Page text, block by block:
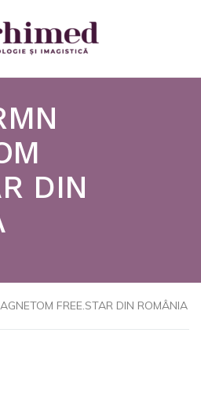
DIN
FREE.STAR DIN ROMÂNIA